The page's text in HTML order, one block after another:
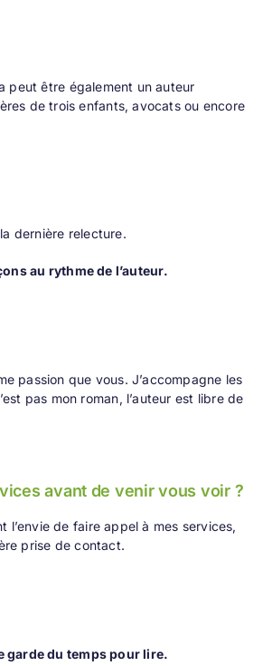
peut être également un auteur
de trois enfants, avocats ou encore
dernière relecture.
au rythme de l’auteur.
passion que vous. J’accompagne les
pas mon roman, l’auteur est libre de
avant de venir vous voir ?
l’envie de faire appel à mes services,
prise de contact.
garde du temps pour lire.